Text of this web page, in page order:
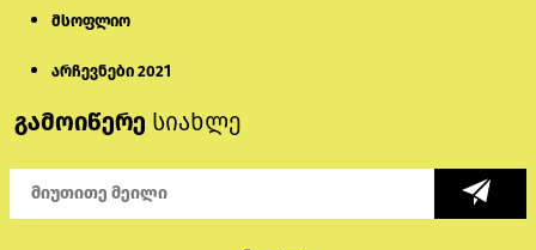
მსოფლიო
არჩევნები 2021
გამოიწერე სიახლე